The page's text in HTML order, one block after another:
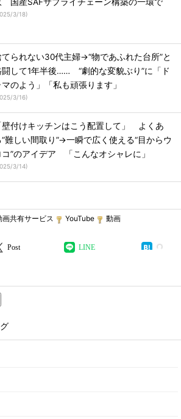
3/18)
てられない30代主婦→“物であふれた台所”と
闘して1年半後…… “劇的な変貌ぶり”に「ド
マのよう」「私も頑張ります」
3/16)
壁付けキッチンはこう配置して」 よくあ
“難しい間取り”→一瞬で広く使える“目からウ
コ”のアイデア 「こんなオシャレに」
3/14)
画共有サービス YouTube 動画
Post LINE